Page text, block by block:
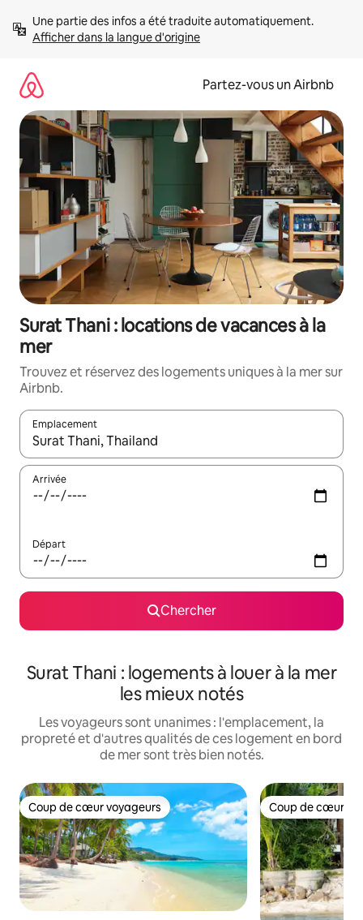
directement
Afficher dans la langue d'origine
Partez-vous un Airbnb
Surat Thani : locations de vacances à la
mer
Trouvez et réservez des logements uniques à la mer sur
Airbnb.
Emplacement
Quand les résultats sont affichés, parcourez-les en utilisant
Arrivée
Départ
Chercher
Surat Thani : logements à louer à la mer
les mieux notés
Les voyageurs sont unanimes : l'emplacement, la
propreté et d'autres qualités de ces logement en bord
de mer sont très bien notés.
Coup de cœur voyageurs
Coup de cœur voyageurs Coup de cœur
Coup de cœur